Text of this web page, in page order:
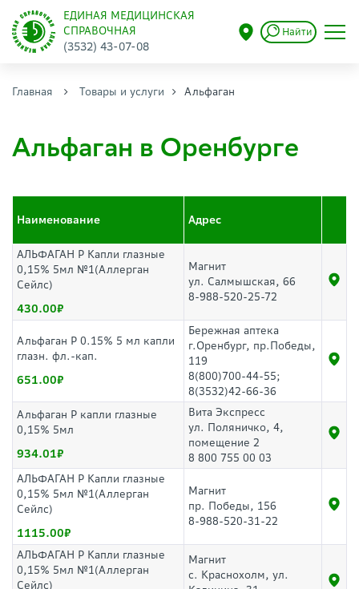
ЕДИНАЯ МЕДИЦИНСКАЯ
СПРАВОЧНАЯ
(3532) 43-07-08
Найти
Главная Товары и услуги Альфаган
Альфаган в Оренбурге
Наименование Адрес
АЛЬФАГАН Р Капли глазные
0,15% 5мл №1(Аллерган
Сейлс)
430.00
Магнит
ул. Салмышская, 66
8-988-520-25-72
Альфаган Р 0.15% 5 мл капли
глазн. фл.-кап.
651.00
Бережная аптека
г.Оренбург, пр.Победы,
119
8(800)700-44-55;
8(3532)42-66-36
Альфаган Р капли глазные
0,15% 5мл
934.01
Вита Экспресс
ул. Поляничко, 4,
помещение 2
8 800 755 00 03
АЛЬФАГАН Р Капли глазные
0,15% 5мл №1(Аллерган
Сейлс)
1115.00
Магнит
пр. Победы, 156
8-988-520-31-22
АЛЬФАГАН Р Капли глазные
0,15% 5мл №1(Аллерган
Сейлс)
Магнит
с. Краснохолм, ул.